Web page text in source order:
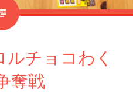
ルチョコわく
奪戦